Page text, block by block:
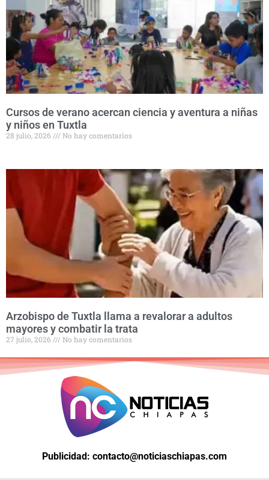
Cursos de verano acercan ciencia y aventura a niñas
y niños en Tuxtla
28 julio, 2026 No hay comentarios
Arzobispo de Tuxtla llama a revalorar a adultos
mayores y combatir la trata
27 julio, 2026 No hay comentarios
Publicidad: contacto@noticiaschiapas.com